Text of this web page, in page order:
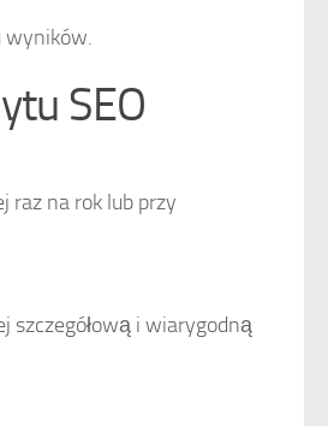
wyników.
SEO
raz na rok lub przy
szczegółową i wiarygodną